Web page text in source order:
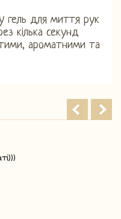
гель для миття рук
кілька секунд
ароматними та